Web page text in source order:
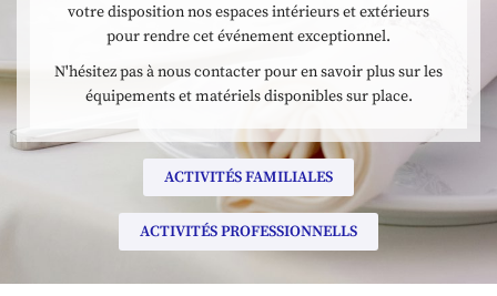
votre disposition nos espaces intérieurs et extérieurs
pour rendre cet événement exceptionnel.
N'hésitez pas à nous contacter pour en savoir plus sur les
équipements et matériels disponibles sur place.
ACTIVITÉS FAMILIALES
ACTIVITÉS PROFESSIONNELLS